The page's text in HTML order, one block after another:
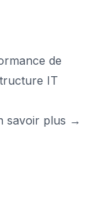
de
IT
savoir plus →